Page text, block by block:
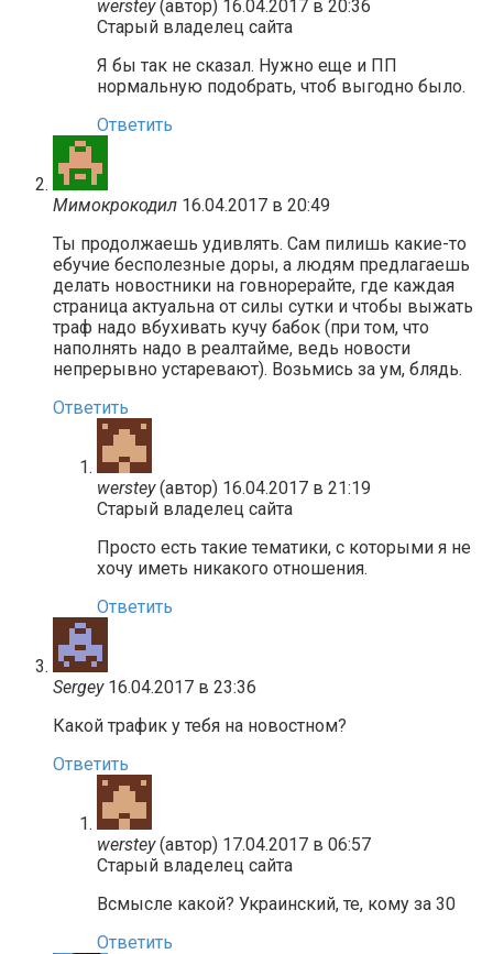
werstey (автор) 16.04.2017 в 20:36
Старый владелец сайта
Я бы так не сказал. Нужно еще и ПП
нормальную подобрать, чтоб выгодно было.
Ответить
Мимокрокодил 16.04.2017 в 20:49
Ты продолжаешь удивлять. Сам пилишь какие-то
ебучие бесполезные доры, а людям предлагаешь
делать новостники на говнорерайте, где каждая
страница актуальна от силы сутки и чтобы выжать
траф надо вбухивать кучу бабок (при том, что
наполнять надо в реалтайме, ведь новости
непрерывно устаревают). Возьмись за ум, блядь.
Ответить
werstey (автор) 16.04.2017 в 21:19
Старый владелец сайта
Просто есть такие тематики, с которыми я не
хочу иметь никакого отношения.
Ответить
Sergey 16.04.2017 в 23:36
Какой трафик у тебя на новостном?
Ответить
werstey (автор) 17.04.2017 в 06:57
Старый владелец сайта
Всмысле какой? Украинский, те, кому за 30
Ответить